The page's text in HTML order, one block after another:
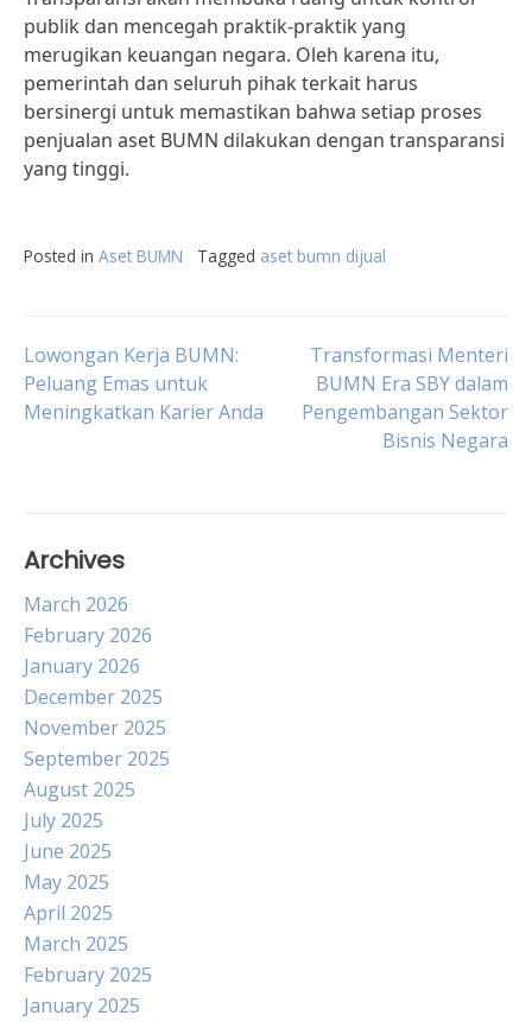
publik dan mencegah praktik-praktik yang
merugikan keuangan negara. Oleh karena itu,
pemerintah dan seluruh pihak terkait harus
bersinergi untuk memastikan bahwa setiap proses
penjualan aset BUMN dilakukan dengan transparansi
yang tinggi.
Posted in Aset BUMN Tagged aset bumn dijual
Post
navigation
Lowongan Kerja BUMN:
Peluang Emas untuk
Meningkatkan Karier Anda
Transformasi Menteri
BUMN Era SBY dalam
Pengembangan Sektor
Bisnis Negara
Archives
March 2026
February 2026
January 2026
December 2025
November 2025
September 2025
August 2025
July 2025
June 2025
May 2025
April 2025
March 2025
February 2025
January 2025